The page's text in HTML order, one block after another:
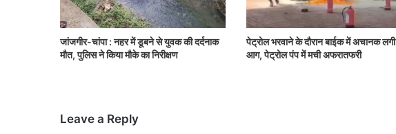
जांजगीर-चांपा : नहर में डूबने से युवक की दर्दनाक
मौत, पुलिस ने किया मौके का निरीक्षण
पेट्रोल भरवाने के दौरान बाईक में अचानक लगी
आग, पेट्रोल पंप में मची अफरातफरी
Leave a Reply